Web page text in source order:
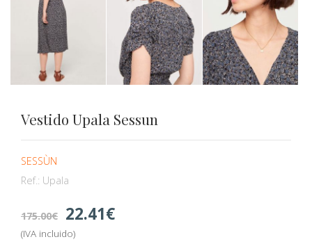
Vestido Upala Sessun
SESSÙN
Ref.: Upala
175.00 22.41
(IVA incluido)